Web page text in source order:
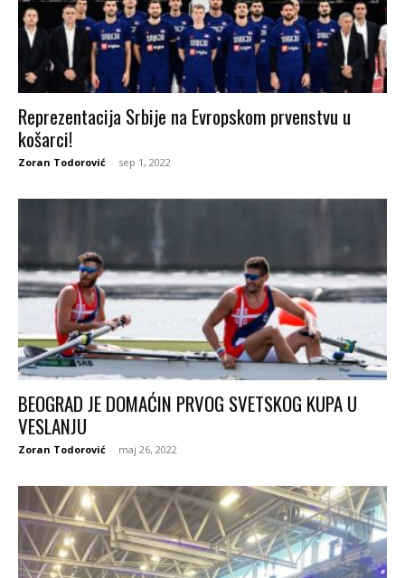
Reprezentacija Srbije na Evropskom prvenstvu u
košarci!
Zoran Todorović - sep 1, 2022
BEOGRAD JE DOMAĆIN PRVOG SVETSKOG KUPA U
VESLANJU
Zoran Todorović - maj 26, 2022